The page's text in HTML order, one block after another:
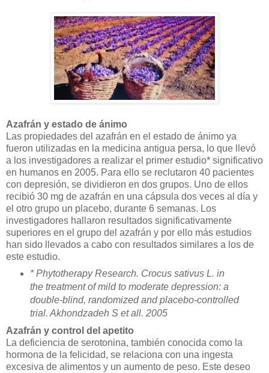
Azafrán y estado de ánimo
Las propiedades del azafrán en el estado de ánimo ya
fueron utilizadas en la medicina antigua persa, lo que llevó
a los investigadores a realizar el primer estudio* significativo
en humanos en 2005. Para ello se reclutaron 40 pacientes
con depresión, se dividieron en dos grupos. Uno de ellos
recibió 30 mg de azafrán en una cápsula dos veces al día y
el otro grupo un placebo, durante 6 semanas. Los
investigadores hallaron resultados significativamente
superiores en el grupo del azafrán y por ello más estudios
han sido llevados a cabo con resultados similares a los de
este estudio.
* Phytotherapy Research. Crocus sativus L. in
the treatment of mild to moderate depression: a
double‐blind, randomized and placebo‐controlled
trial. Akhondzadeh S et all. 2005
Azafrán y control del apetito
La deficiencia de serotonina, también conocida como la
hormona de la felicidad, se relaciona con una ingesta
excesiva de alimentos y un aumento de peso. Este deseo